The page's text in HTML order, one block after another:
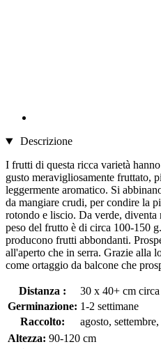
Descrizione
I frutti di questa ricca varietà
gusto meravigliosamente fruttato,
leggermente aromatico. Si
da mangiare crudi, per condire la
rotondo e liscio. Da verde,
peso del frutto è di circa 100-150
producono frutti abbondanti.
all'aperto che in serra. Grazie alla
come ortaggio da balcone che
Distanza :
30 x 40+ cm circa
Germinazione: 1-2 settimane
Raccolto:
agosto,
Altezza: 90-120 cm